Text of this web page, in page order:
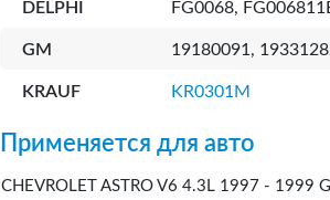
DELPHI FG0068,
GM 19180091,
KRAUF KR0301M
Применяется для авто
CHEVROLET ASTRO V6 4.3L 1997 - 1999